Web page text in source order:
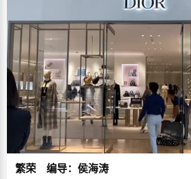
繁荣 编导：侯海涛